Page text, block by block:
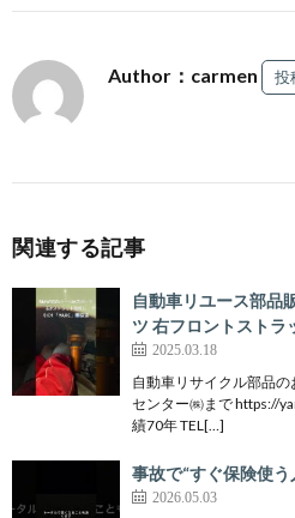
Author：carmen 投
関連する記事
自動車リユース部品
ツ 右フロントスト
2025.03.18
自動車リサイクル部品
センター㈱まで https://
績70年 TEL[…]
事故で“すぐ保険使う
2026.05.03